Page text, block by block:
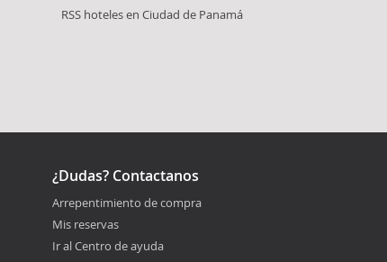
RSS hoteles en Ciudad de Panamá
¿Dudas? Contactanos
Arrepentimiento de compra
Mis reservas
Ir al Centro de ayuda